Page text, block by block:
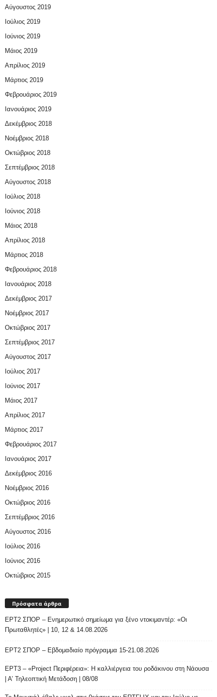
Αύγουστος 2019
Ιούλιος 2019
Ιούνιος 2019
Μάιος 2019
Απρίλιος 2019
Μάρτιος 2019
Φεβρουάριος 2019
Ιανουάριος 2019
Δεκέμβριος 2018
Νοέμβριος 2018
Οκτώβριος 2018
Σεπτέμβριος 2018
Αύγουστος 2018
Ιούλιος 2018
Ιούνιος 2018
Μάιος 2018
Απρίλιος 2018
Μάρτιος 2018
Φεβρουάριος 2018
Ιανουάριος 2018
Δεκέμβριος 2017
Νοέμβριος 2017
Οκτώβριος 2017
Σεπτέμβριος 2017
Αύγουστος 2017
Ιούλιος 2017
Ιούνιος 2017
Μάιος 2017
Απρίλιος 2017
Μάρτιος 2017
Φεβρουάριος 2017
Ιανουάριος 2017
Δεκέμβριος 2016
Νοέμβριος 2016
Οκτώβριος 2016
Σεπτέμβριος 2016
Αύγουστος 2016
Ιούλιος 2016
Ιούνιος 2016
Οκτώβριος 2015
Πρόσφατα άρθρα
ΕΡΤ2 ΣΠΟΡ – Ενημερωτικό σημείωμα για ξένο ντοκιμαντέρ: «Οι
Πρωταθλητές» | 10, 12 & 14.08.2026
ΕΡΤ2 ΣΠΟΡ – Εβδομαδιαίο πρόγραμμα 15-21.08.2026
ΕΡΤ3 – «Project Περιφέρεια»: Η καλλιέργεια του ροδάκινου στη Νάουσα
| Α’ Τηλεοπτική Μετάδοση | 08/08